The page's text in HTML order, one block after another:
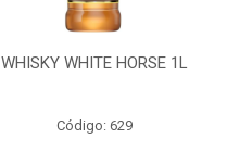
WHISKY WHITE HORSE 1L
Código: 629